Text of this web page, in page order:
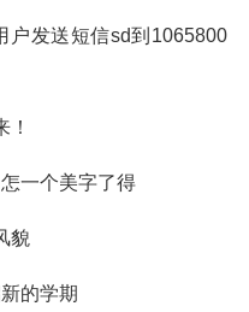
发送短信sd到1065800
！
一个美字了得
貌
的学期